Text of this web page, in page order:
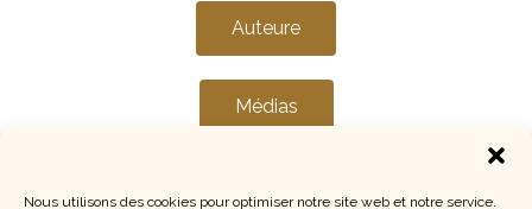
Nous utilisons des cookies pour optimiser notre site web et notre service.
Auteure
Médias